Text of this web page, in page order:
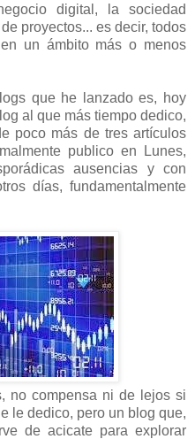
digital, la sociedad
proyectos... es decir, todos
un ámbito más o menos
que he lanzado es, hoy
al que más tiempo dedico,
poco más de tres artículos
publico en Lunes,
ausencias y con
días, fundamentalmente
no compensa ni de lejos si
le dedico, pero un blog que,
de acicate para explorar